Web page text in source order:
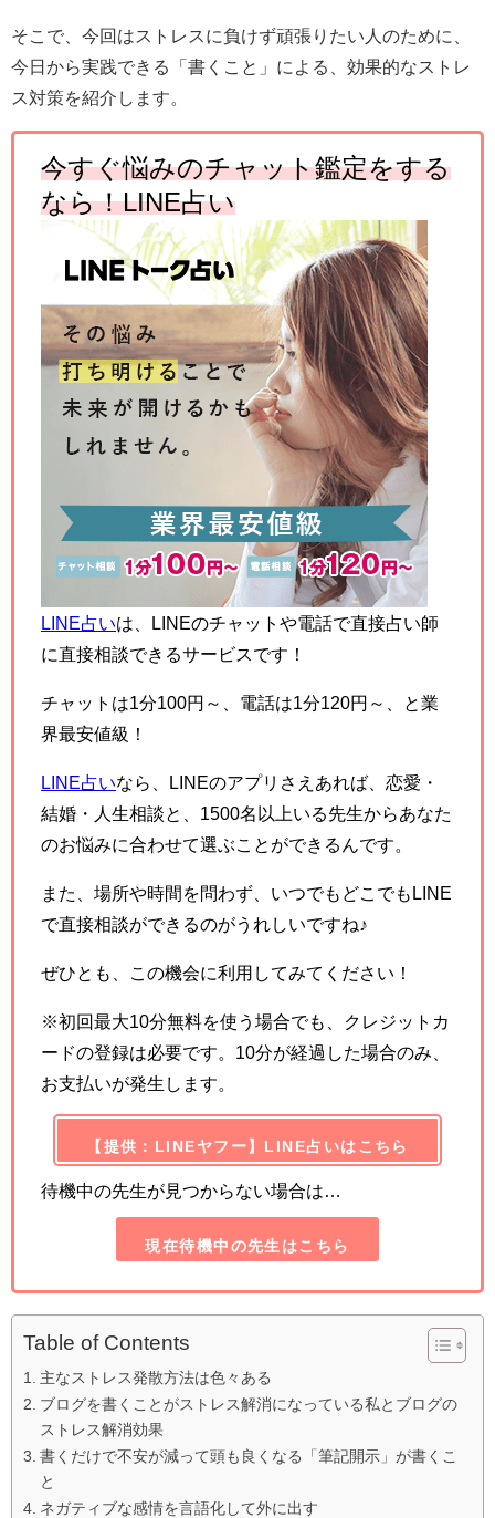
そこで、今回はストレスに負けず頑張りたい人のために、
今日から実践できる「書くこと」による、効果的なストレ
ス対策を紹介します。
今すぐ悩みのチャット鑑定をする
なら！LINE占い
LINE占いは、LINEのチャットや電話で直接占い師
に直接相談できるサービスです！
チャットは1分100円～、電話は1分120円～、と業
界最安値級！
LINE占いなら、LINEのアプリさえあれば、恋愛・
結婚・人生相談と、1500名以上いる先生からあなた
のお悩みに合わせて選ぶことができるんです。
また、場所や時間を問わず、いつでもどこでもLINE
で直接相談ができるのがうれしいですね♪
ぜひとも、この機会に利用してみてください！
※初回最大10分無料を使う場合でも、クレジットカ
ードの登録は必要です。10分が経過した場合のみ、
お支払いが発生します。
【提供：LINEヤフー】LINE占いはこちら
待機中の先生が見つからない場合は…
現在待機中の先生はこちら
Table of Contents
主なストレス発散方法は色々ある
ブログを書くことがストレス解消になっている私とブログの
ストレス解消効果
書くだけで不安が減って頭も良くなる「筆記開示」が書くこ
と
ネガティブな感情を言語化して外に出す